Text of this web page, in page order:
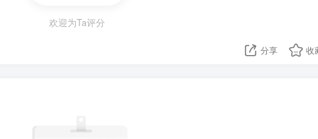
街道超市随机枪击多人已致4死3伤，作案同时网络平台脸书直
欢迎为Ta评分
分享 收